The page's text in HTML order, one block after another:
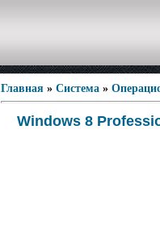
Главная » Система »
Windows 8